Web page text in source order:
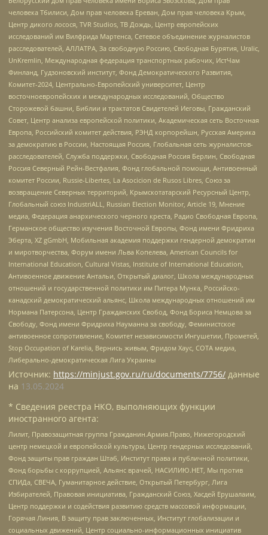
человека Тбилиси, Дом прав человека Ереван, Дом прав человека Крым,
Центр дикого лосося, TVR Studios, ТВ Дождь, Центр европейских
исследований им Вилфрида Мартенса, Сетевое объединение журналистов
расследователей, АЛЛАТРА, За свободную Россию, Свободная Бурятия, Uralic,
UnKremlin, Международная федерация транспортных рабочих, ИстЧам
Финланд, Гудзоновский институт, Фонд Демократического Развития,
Комитет-2024, Центрально-Европейский университет, Центр
восточноевропейских и международных исследований, Общество
Сторожевой башни, Библии и трактатов Свидетелей Иеговы, Гражданский
Совет, Центр анализа европейской политики, Академическая сеть Восточная
Европа, Российский комитет действия, РЭНД корпорейшн, Русская Америка
за демократию в России, Настоящая Россия, Глобальная сеть журналистов-
расследователей, Служба поддержки, Свободная Россия Берлин, Свободная
Россия Северный Рейн-Вестфалия, Фонд глобальной помощи, Антивоенный
комитет России, Russie-Libertes, La Asocicion de Rusos Libres, Союз за
возвращение Северных территорий, Крымскотатарский Ресурсный Центр,
Глобальный союз IndustriALL, Russian Election Monitor, Article 19, Мнение
медиа, Федерация анархического черного креста, Радио Свободная Европа,
Германское общество изучения Восточной Европы, Фонд имени Фридриха
Эберта, XZ gGmbH, Мобильная академия поддержки гендерной демократии
и миротворчества, Форум имени Льва Копелева, American Councils for
International Education, Cultural Vistas, Institute of International Education,
Антивоенное движение Антальи, Открытый диалог, Школа международных
отношений и государственной политики им Питера Мунка, Российско-
канадский демократический альянс, Школа международных отношений им
Нормана Патерсона, Центр Гражданских Свобод, Фонд Бориса Немцова за
Свободу, Фонд имени Фридриха Науманна за свободу, Феминистское
антивоенное сопротивление, Комитет независимости Ингушетии, Прометей,
Stop Occupation of Karelia, Вернись живым, Фридом Хаус, СОТА медиа,
Либерально-демократическая Лига Украины
Источник: https://minjust.gov.ru/ru/documents/7756/ данные
на 13.05.2024
* Сведения реестра НКО, выполняющих функции
иностранного агента:
Лилит, Правозащитная группа Гражданин.Армия.Право, Нижегородский
центр немецкой и европейской культуры, Центр гендерных исследований,
Фонд защиты прав граждан Штаб, Институт права и публичной политики,
Фонд борьбы с коррупцией, Альянс врачей, НАСИЛИЮ.НЕТ, Мы против
СПИДа, СВЕЧА, Гуманитарное действие, Открытый Петербург, Лига
Избирателей, Правовая инициатива, Гражданский Союз, Хасдей Ерушалаим,
Центр поддержки и содействия развитию средств массовой информации,
Горячая Линия, В защиту прав заключенных, Институт глобализации и
социальных движений, Центр социально-информационных инициатив